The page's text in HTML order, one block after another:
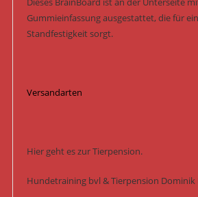
Gummieinfassung ausgestattet, die für
Standfestigkeit sorgt.
Versandarten
Hier geht es zur Tierpension.
Hundetraining bvl & Tierpension Dominik